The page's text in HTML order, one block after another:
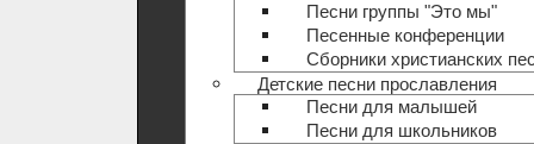
Песни группы "Это мы"
Песенные конференции
Сборники христианских
Детские песни прославления
Песни для малышей
Песни для школьников